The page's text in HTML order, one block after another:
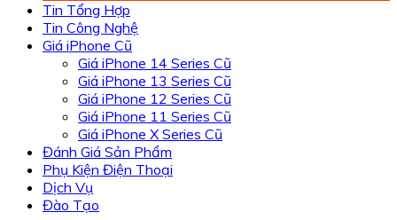
Tin Tổng Hợp
Tin Công Nghệ
Giá iPhone Cũ
Giá iPhone 14 Series Cũ
Giá iPhone 13 Series Cũ
Giá iPhone 12 Series Cũ
Giá iPhone 11 Series Cũ
Giá iPhone X Series Cũ
Đánh Giá Sản Phẩm
Phụ Kiện Điện Thoại
Dịch Vụ
Đào Tạo